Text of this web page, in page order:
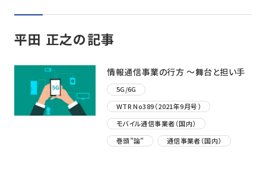
平田 正之の記事
情報通信事業の行方 ～舞台と担い手
5G/6G
WTR No389（2021年9月号）
モバイル通信事業者（国内）
巻頭”論”
通信事業者（国内）